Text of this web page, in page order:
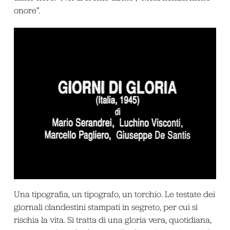
onore”.
Una tipografia, un tipografo, un torchio. Le testate dei
giornali clandestini stampati in segreto, per cui si
rischia la vita. Si tratta di una gloria vera, quotidiana,